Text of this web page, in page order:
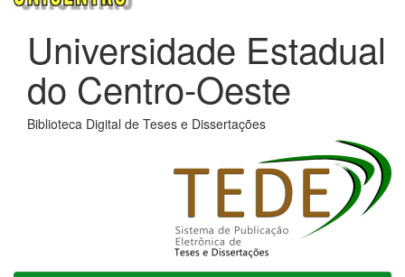
Universidade Estadual
do Centro-Oeste
Biblioteca Digital de Teses e Dissertações